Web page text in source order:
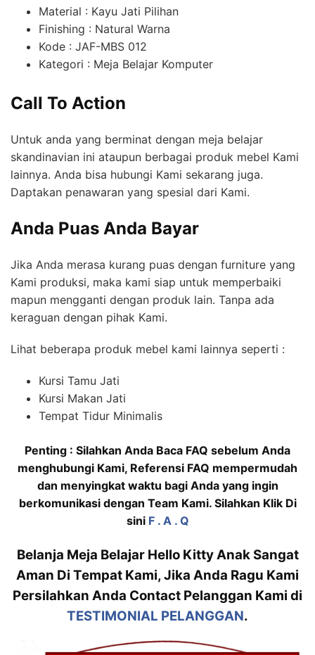
Material : Kayu Jati Pilihan
Finishing : Natural Warna
Kode : JAF-MBS 012
Kategori : Meja Belajar Komputer
Call To Action
Untuk anda yang berminat dengan meja belajar
skandinavian ini ataupun berbagai produk mebel Kami
lainnya. Anda bisa hubungi Kami sekarang juga.
Daptakan penawaran yang spesial dari Kami.
Anda Puas Anda Bayar
Jika Anda merasa kurang puas dengan furniture yang
Kami produksi, maka kami siap untuk memperbaiki
mapun mengganti dengan produk lain. Tanpa ada
keraguan dengan pihak Kami.
Lihat beberapa produk mebel kami lainnya seperti :
Kursi Tamu Jati
Kursi Makan Jati
Tempat Tidur Minimalis
Penting : Silahkan Anda Baca FAQ sebelum Anda
menghubungi Kami, Referensi FAQ mempermudah
dan menyingkat waktu bagi Anda yang ingin
berkomunikasi dengan Team Kami. Silahkan Klik Di
sini F . A . Q
Belanja Meja Belajar Hello Kitty Anak Sangat
Aman Di Tempat Kami, Jika Anda Ragu Kami
Persilahkan Anda Contact Pelanggan Kami di
TESTIMONIAL PELANGGAN.